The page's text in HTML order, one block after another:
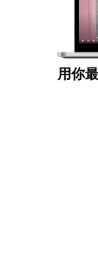
用你